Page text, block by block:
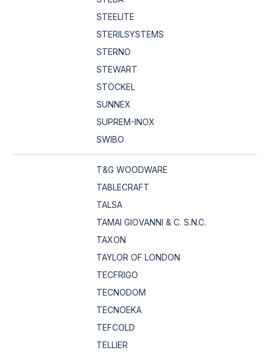
STEELITE
STERILSYSTEMS
STERNO
STEWART
STÖCKEL
SUNNEX
SUPREM-INOX
SWIBO
T&G WOODWARE
TABLECRAFT
TALSA
TAMAI GIOVANNI & C. S.N.C.
TAXON
TAYLOR OF LONDON
TECFRIGO
TECNODOM
TECNOEKA
TEFCOLD
TELLIER